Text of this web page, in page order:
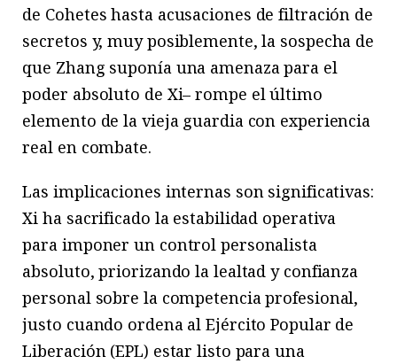
de Cohetes hasta acusaciones de filtración de
secretos y, muy posiblemente, la sospecha de
que Zhang suponía una amenaza para el
poder absoluto de Xi– rompe el último
elemento de la vieja guardia con experiencia
real en combate.
Las implicaciones internas son significativas:
Xi ha sacrificado la estabilidad operativa
para imponer un control personalista
absoluto, priorizando la lealtad y confianza
personal sobre la competencia profesional,
justo cuando ordena al Ejército Popular de
Liberación (EPL) estar listo para una